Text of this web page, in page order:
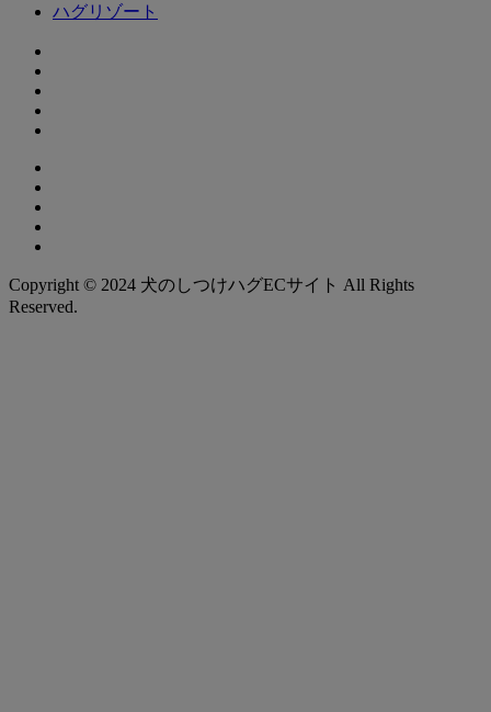
ハグリゾート
Copyright © 2024 犬のしつけハグECサイト All Rights
Reserved.